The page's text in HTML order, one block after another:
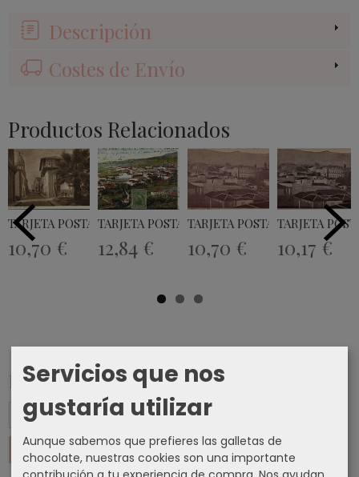
Marcas
Descripción
Costes de Envío
Productos Relacionados
TARJETA POSTAL SANTA CRUZ DE TENERIFE
10,70 €
TARJETA POSTAL ICOD DE LOS VINOS
12,84 €
TARJETA POSTAL LA OROTAVA
10,70 €
TARJETA
10,17 €
Servicios que nos
gustaría utilizar
Aunque sabemos que prefieres las galletas de
chocolate, nuestras cookies son una importante